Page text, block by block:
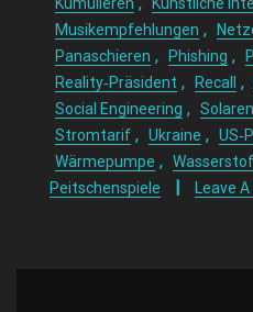
Musikempfehlungen ,
Panaschieren , Phishing ,
Reality‑Präsident , Recall ,
Social Engineering ,
Stromtarif , Ukraine ,
Wärmepumpe ,
Peitschenspiele
Leave